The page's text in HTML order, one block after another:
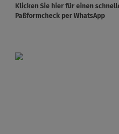
Klicken Sie hier für einen
Paßformcheck per WhatsApp